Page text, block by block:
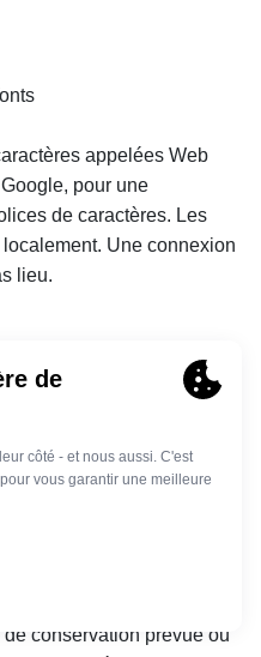
appelées Web
pour une
de caractères. Les
Une connexion
lieu.
l'article 15 du RGPD :
des informations
que nous traitons,
de données à
destinataires ou les
vos données ont été
conservation prévue ou